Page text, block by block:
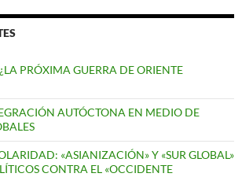
PRÓXIMA GUERRA DE ORIENTE
AUTÓCTONA EN MEDIO DE
«ASIANIZACIÓN» Y «SUR GLOBAL»
CONTRA EL «OCCIDENTE